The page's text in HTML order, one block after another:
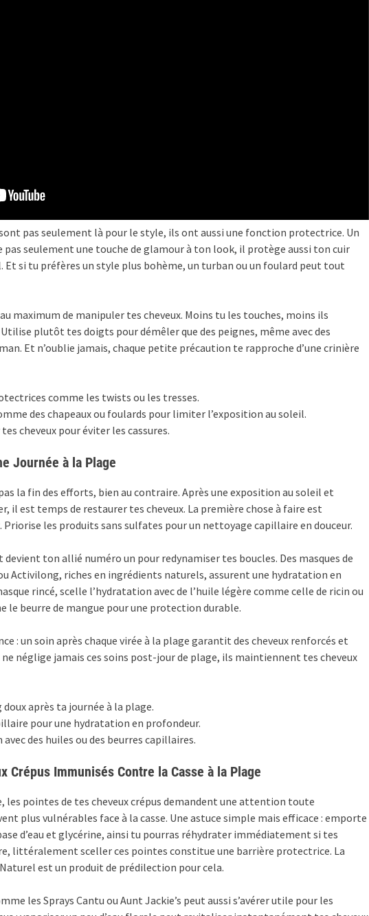
pas seulement là pour le style, ils ont aussi une fonction protectrice. Un
pas seulement une touche de glamour à ton look, il protège aussi ton cuir
Et si tu préfères un style plus bohème, un turban ou un foulard peut tout
maximum de manipuler tes cheveux. Moins tu les touches, moins ils
plutôt tes doigts pour démêler que des peignes, même avec des
Et n’oublie jamais, chaque petite précaution te rapproche d’une crinière
comme les twists ou les tresses.
des chapeaux ou foulards pour limiter l’exposition au soleil.
cheveux pour éviter les cassures.
Journée à la Plage
la fin des efforts, bien au contraire. Après une exposition au soleil et
il est temps de restaurer tes cheveux. La première chose à faire est
Priorise les produits sans sulfates pour un nettoyage capillaire en douceur.
ton allié numéro un pour redynamiser tes boucles. Des masques de
Activilong, riches en ingrédients naturels, assurent une hydratation en
rincé, scelle l’hydratation avec de l’huile légère comme celle de ricin ou
le beurre de mangue pour une protection durable.
: un soin après chaque virée à la plage garantit des cheveux renforcés et
néglige jamais ces soins post-jour de plage, ils maintiennent tes cheveux
doux après ta journée à la plage.
pour une hydratation en profondeur.
des huiles ou des beurres capillaires.
Crépus Immunisés Contre la Casse à la Plage
les pointes de tes cheveux crépus demandent une attention toute
plus vulnérables face à la casse. Une astuce simple mais efficace : emporte
d’eau et glycérine, ainsi tu pourras réhydrater immédiatement si tes
littéralement sceller ces pointes constitue une barrière protectrice. La
est un produit de prédilection pour cela.
les Sprays Cantu ou Aunt Jackie’s peut aussi s’avérer utile pour les